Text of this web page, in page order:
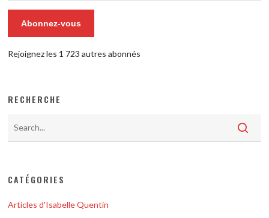
Abonnez-vous
Rejoignez les 1 723 autres abonnés
RECHERCHE
CATÉGORIES
Articles d'Isabelle Quentin